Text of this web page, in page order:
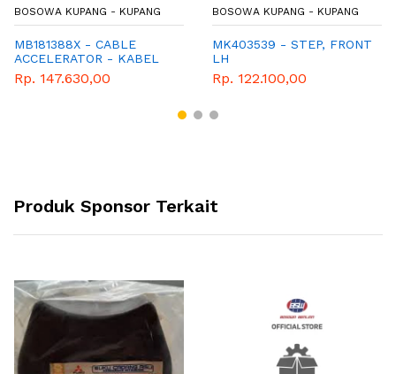
BOSOWA KUPANG - KUPANG
MB181388X - CABLE
ACCELERATOR - KABEL
AKSELERATOR - GENUINE
SPAREPART MITSUBISHI
Rp. 147.630,00
BOSOWA KUPANG - KUPANG
MK403539 - STEP, FRONT
LH
Rp. 122.100,00
Produk Sponsor Terkait